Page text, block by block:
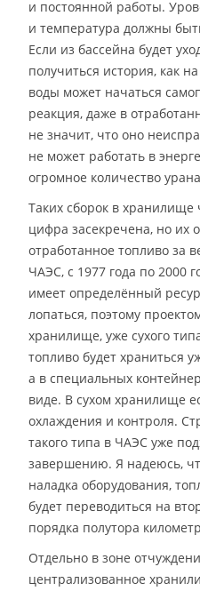
и постоянной работы.
и температура должны
Если из бассейна будет
получиться история, как
воды может начаться
реакция, даже в
не значит, что оно
не может работать в
огромное количество
Таких сборок в хранилище
цифра засекречена, но их
отработанное топливо за
ЧАЭС, с 1977 года по 2000
имеет определённый
лопаться, поэтому
хранилище, уже сухого
топливо будет храниться
а в специальных
виде. В сухом хранилище
охлаждения и контроля.
такого типа в ЧАЭС уже
завершению. Я надеюсь,
наладка оборудования,
будет переводиться на
порядка полутора
Отдельно в зоне
централизованное